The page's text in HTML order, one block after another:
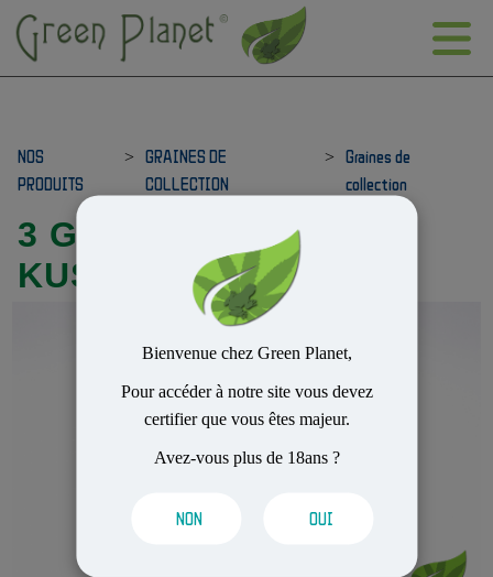
Bienvenue chez Green Planet,
Pour accéder à notre site vous devez
certifier que vous êtes majeur.
Avez-vous plus de 18ans ?
NON OUI
NOS
PRODUITS
>
GRAINES DE
COLLECTION
>
Graines de
collection
3 GRIZZLY PURPLE
KUSH